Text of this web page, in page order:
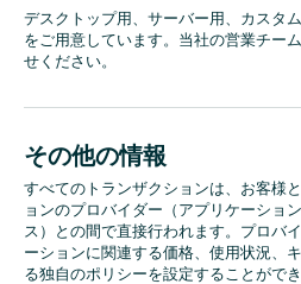
デスクトップ用、サーバー用、カスタ
をご用意しています。当社の営業チー
せください。
その他の情報
すべてのトランザクションは、お客様
ョンのプロバイダー（アプリケーショ
ス）との間で直接行われます。プロバ
ーションに関連する価格、使用状況、
る独自のポリシーを設定することがで